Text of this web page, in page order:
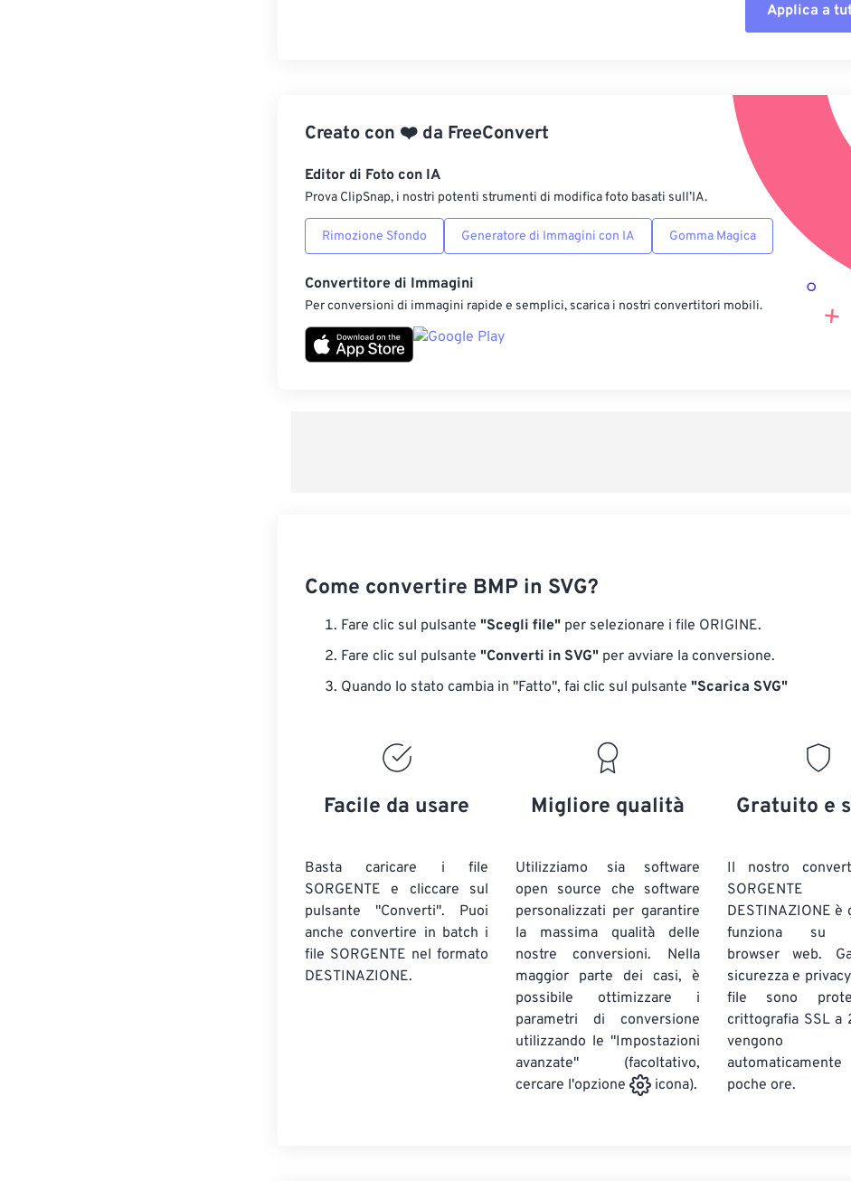
Applica a
Applica da
Salva come
Creato con ❤️ da FreeConvert
Editor di Foto con IA
Prova ClipSnap, i nostri potenti strumenti di modifica foto basati sull’IA.
Rimozione Sfondo Generatore di Immagini con IA Gomma Magica
Convertitore di Immagini
Per conversioni di immagini rapide e semplici, scarica i nostri convertitori mobili.
Come convertire BMP in SVG?
Fare clic sul pulsante "Scegli file" per selezionare i file ORIGINE.
Fare clic sul pulsante "Converti in SVG" per avviare la conversione.
Quando lo stato cambia in "Fatto", fai clic sul pulsante "Scarica SVG"
Facile da usare
Basta caricare i file
SORGENTE e cliccare sul
pulsante "Converti". Puoi
anche convertire in batch i
file SORGENTE nel formato
DESTINAZIONE.
Migliore qualità
Utilizziamo sia software
open source che software
personalizzati per garantire
la massima qualità delle
nostre conversioni. Nella
maggior parte dei casi, è
possibile ottimizzare i
parametri di conversione
utilizzando le "Impostazioni
avanzate" (facoltativo,
cercare l'opzione
icona).
Gratuito e
Il nostro
DESTINAZIONE è
funziona su
browser web.
sicurezza e
file sono
crittografia SSL a
vengono
poche ore.